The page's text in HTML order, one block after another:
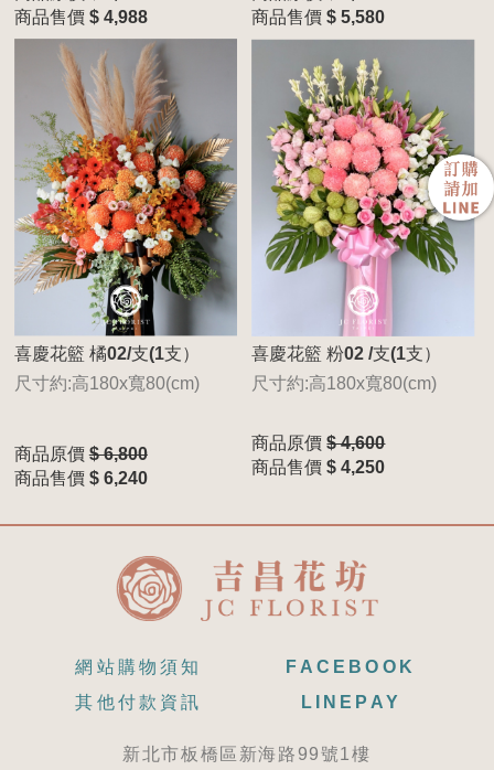
商品售價 $ 4,988
商品售價 $ 5,580
喜慶花籃 橘02/支(1支）
尺寸約:高180x寬80(cm)
商品原價 $ 6,800
商品售價 $ 6,240
喜慶花籃 粉02 /支(1支）
尺寸約:高180x寬80(cm)
商品原價 $ 4,600
商品售價 $ 4,250
網站購物須知
其他付款資訊
FACEBOOK
LINEPAY
新北市板橋區新海路99號1樓